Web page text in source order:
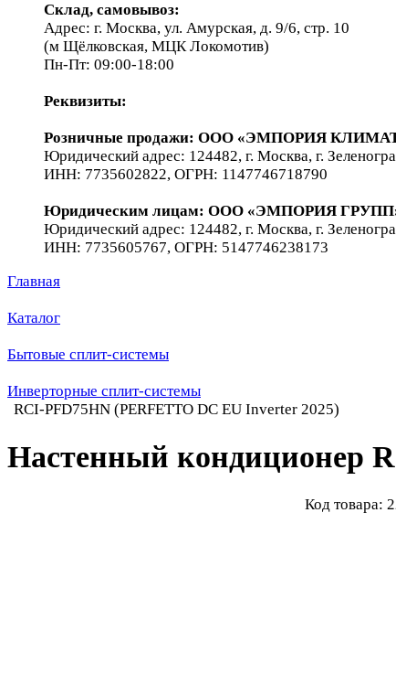
Склад, самовывоз:
Адрес: г. Москва, ул. Амурская, д. 9/6, стр. 10
(м Щёлковская, МЦК Локомотив)
Пн-Пт: 09:00-18:00
Реквизиты:
Розничные продажи: ООО «ЭМПОРИЯ
Юридический адрес: 124482, г. Москва, г.
ИНН: 7735602822, ОГРН: 1147746718790
Юридическим лицам: ООО «ЭМПОРИЯ
Юридический адрес: 124482, г. Москва, г.
ИНН: 7735605767, ОГРН: 5147746238173
Главная
Каталог
Бытовые сплит-системы
Инверторные сплит-системы
RCI-PFD75HN (PERFETTO DC EU Inverter 2025)
Настенный кондиционер
Код товара: